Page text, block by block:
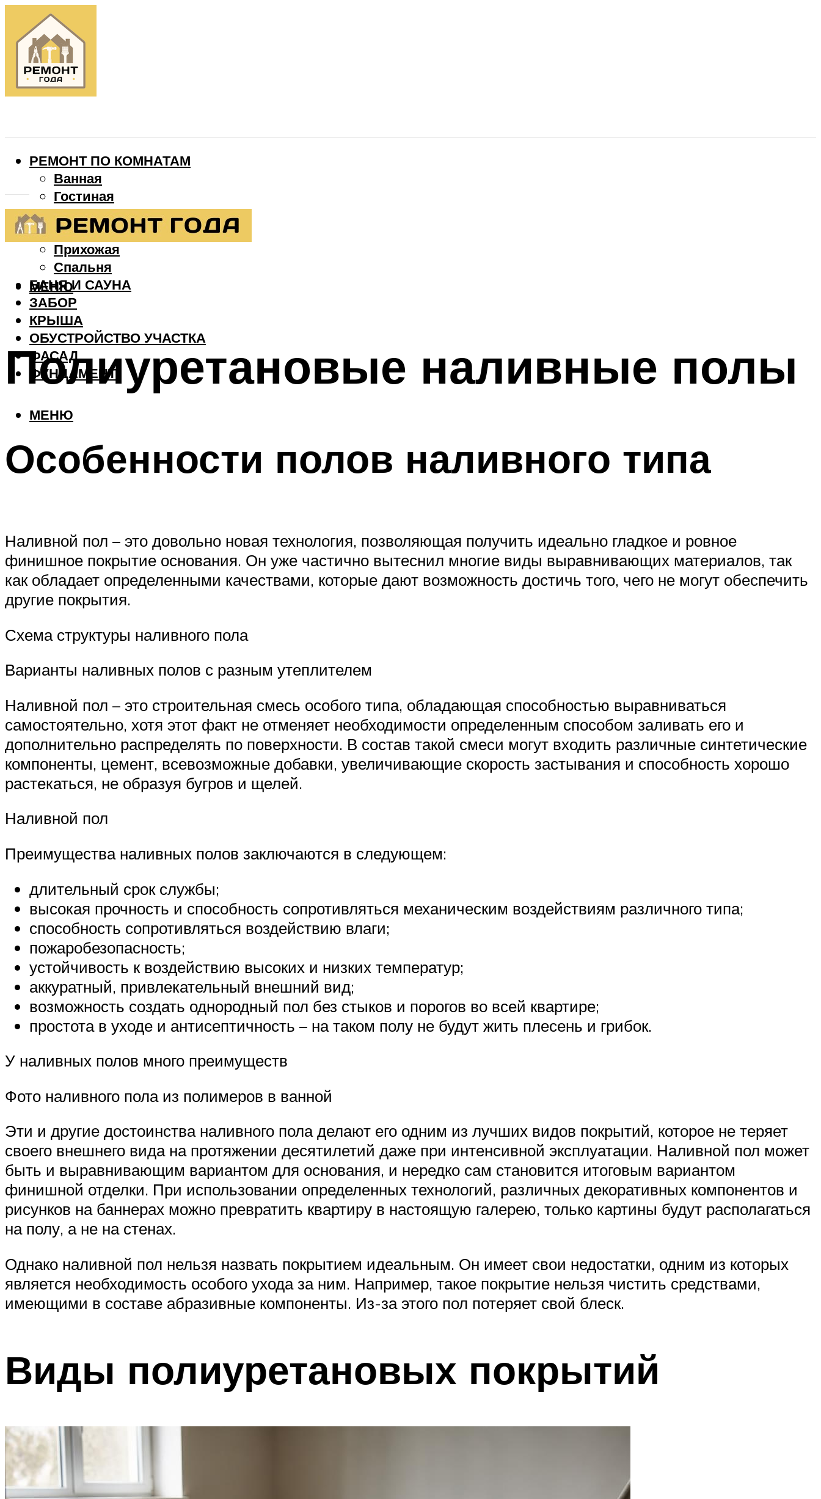
РЕМОНТ ПО КОМНАТАМ
Ванная
Гостиная
Детская
Кухня
Прихожая
Спальня
БАНЯ И САУНА
ЗАБОР
КРЫША
ОБУСТРОЙСТВО УЧАСТКА
ФАСАД
ФУНДАМЕНТ
МЕНЮ
МЕНЮ
Полиуретановые наливные полы
Особенности полов наливного типа
Наливной пол – это довольно новая технология, позволяющая получить идеально гладкое и ровное
финишное покрытие основания. Он уже частично вытеснил многие виды выравнивающих материалов, так
как обладает определенными качествами, которые дают возможность достичь того, чего не могут обеспечить
другие покрытия.
Схема структуры наливного пола
Варианты наливных полов с разным утеплителем
Наливной пол – это строительная смесь особого типа, обладающая способностью выравниваться
самостоятельно, хотя этот факт не отменяет необходимости определенным способом заливать его и
дополнительно распределять по поверхности. В состав такой смеси могут входить различные синтетические
компоненты, цемент, всевозможные добавки, увеличивающие скорость застывания и способность хорошо
растекаться, не образуя бугров и щелей.
Наливной пол
Преимущества наливных полов заключаются в следующем:
длительный срок службы;
высокая прочность и способность сопротивляться механическим воздействиям различного типа;
способность сопротивляться воздействию влаги;
пожаробезопасность;
устойчивость к воздействию высоких и низких температур;
аккуратный, привлекательный внешний вид;
возможность создать однородный пол без стыков и порогов во всей квартире;
простота в уходе и антисептичность – на таком полу не будут жить плесень и грибок.
У наливных полов много преимуществ
Фото наливного пола из полимеров в ванной
Эти и другие достоинства наливного пола делают его одним из лучших видов покрытий, которое не теряет
своего внешнего вида на протяжении десятилетий даже при интенсивной эксплуатации. Наливной пол может
быть и выравнивающим вариантом для основания, и нередко сам становится итоговым вариантом
финишной отделки. При использовании определенных технологий, различных декоративных компонентов и
рисунков на баннерах можно превратить квартиру в настоящую галерею, только картины будут располагаться
на полу, а не на стенах.
Однако наливной пол нельзя назвать покрытием идеальным. Он имеет свои недостатки, одним из которых
является необходимость особого ухода за ним. Например, такое покрытие нельзя чистить средствами,
имеющими в составе абразивные компоненты. Из-за этого пол потеряет свой блеск.
Виды полиуретановых покрытий